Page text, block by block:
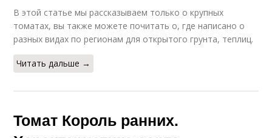
В этой статье мы рассказываем только о крупных
томатах, вы также можете почитать о, где написано о
разных видах по регионам для открытого грунта, теплиц.
Читать дальше →
Томат Король ранних.